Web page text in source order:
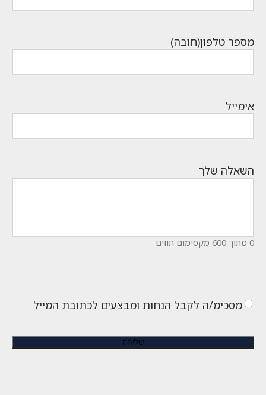
מספר טלפון(חובה)
אימייל
השאלה שלך
0 מתוך 600 מקסימום תווים
מסכימ/ה לקבל הנחות ומבצעים לכתובת המייל